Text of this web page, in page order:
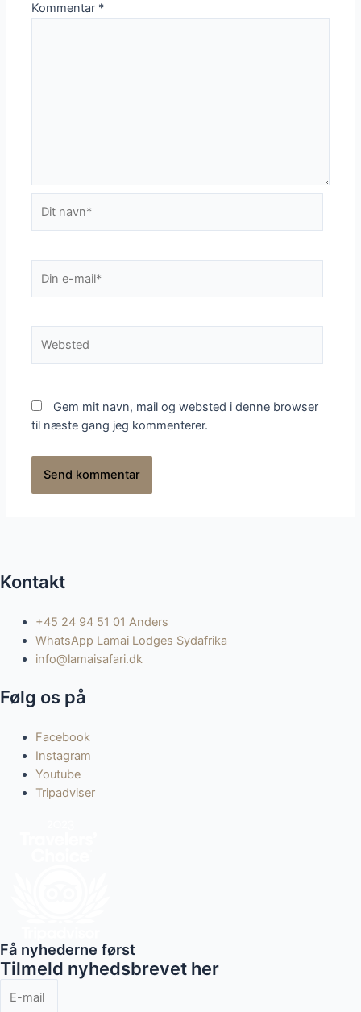
Kommentar *
navn*
e-
Gem mit navn, mail og websted i denne browser
til næste gang jeg kommenterer.
Kontakt
+45 24 94 51 01 Anders
WhatsApp Lamai Lodges Sydafrika
info@lamaisafari.dk
Følg os på
Facebook
Instagram
Youtube
Tripadviser
Få nyhederne først
Tilmeld nyhedsbrevet her